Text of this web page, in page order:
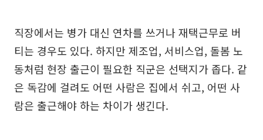
직장에서는 병가 대신 연차를 쓰거나 재택근무로 버
티는 경우도 있다. 하지만 제조업, 서비스업, 돌봄 노
동처럼 현장 출근이 필요한 직군은 선택지가 좁다. 같
은 독감에 걸려도 어떤 사람은 집에서 쉬고, 어떤 사
람은 출근해야 하는 차이가 생긴다.